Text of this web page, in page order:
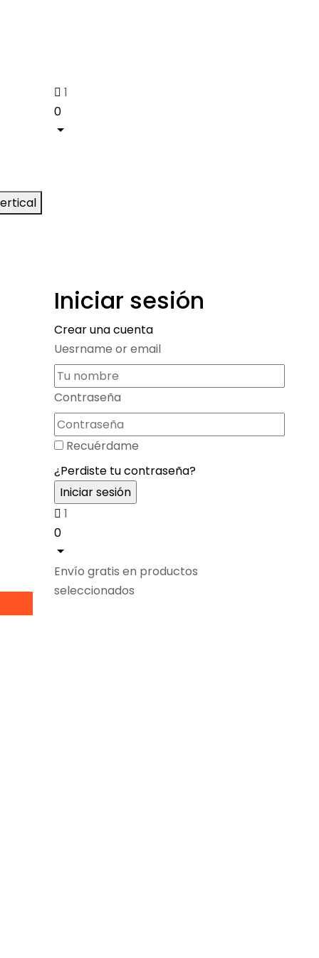
1
0
Iniciar sesión
Crear una cuenta
Uesrname or email
Contraseña
Recuérdame
¿Perdiste tu contraseña?
1
0
Envío gratis en productos
seleccionados